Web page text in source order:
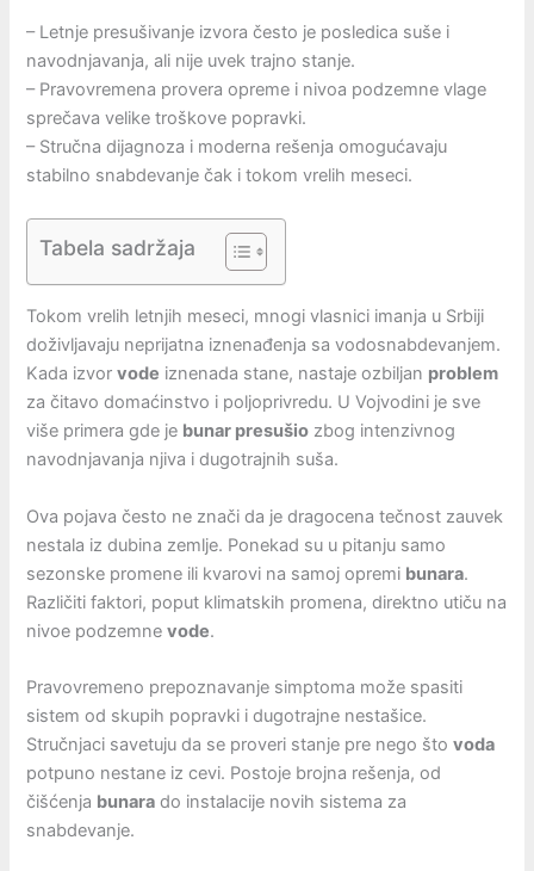
– Letnje presušivanje izvora često je posledica suše i
navodnjavanja, ali nije uvek trajno stanje.
– Pravovremena provera opreme i nivoa podzemne vlage
sprečava velike troškove popravki.
– Stručna dijagnoza i moderna rešenja omogućavaju
stabilno snabdevanje čak i tokom vrelih meseci.
Tabela sadržaja
Tokom vrelih letnjih meseci, mnogi vlasnici imanja u Srbiji
doživljavaju neprijatna iznenađenja sa vodosnabdevanjem.
Kada izvorvode iznenada stane, nastaje ozbiljan problem
za čitavo domaćinstvo i poljoprivredu. U Vojvodini je sve
više primera gde je bunar presušio zbog intenzivnog
navodnjavanja njiva i dugotrajnih suša.
Ova pojava često ne znači da je dragocena tečnost zauvek
nestala iz dubina zemlje. Ponekad su u pitanju samo
sezonske promene ili kvarovi na samoj opremi bunara.
Različiti faktori, poput klimatskih promena, direktno utiču na
nivoe podzemnevode.
Pravovremeno prepoznavanje simptoma može spasiti
sistem od skupih popravki i dugotrajne nestašice.
Stručnjaci savetuju da se proveri stanje pre nego štovoda
potpuno nestane iz cevi. Postoje brojna rešenja, od
čišćenja bunara do instalacije novih sistema za
snabdevanje.